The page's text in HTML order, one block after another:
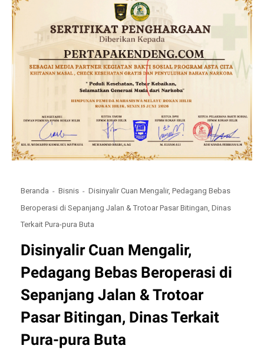
Beranda Bisnis
Disinyalir Cuan Mengalir, Pedagang Bebas
Beroperasi di Sepanjang Jalan & Trotoar Pasar Bitingan, Dinas
Terkait Pura-pura Buta
Disinyalir Cuan Mengalir,
Pedagang Bebas Beroperasi di
Sepanjang Jalan & Trotoar
Pasar Bitingan, Dinas Terkait
Pura-pura Buta